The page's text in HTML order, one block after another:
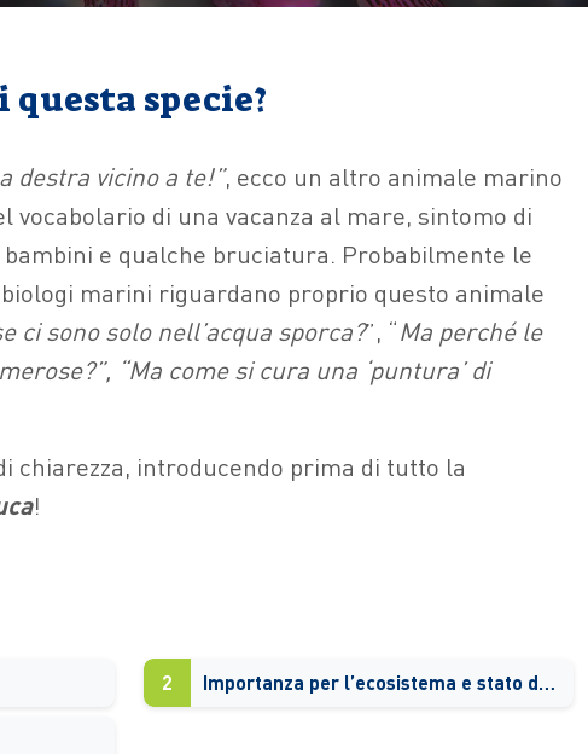
specie?
destra vicino a te!”, ecco un altro animale marino
vocabolario di una vacanza al mare, sintomo di
e qualche bruciatura. Probabilmente le
marini riguardano proprio questo animale
ci sono solo nell’acqua sporca?”, “Ma perché le
“Ma come si cura una ‘puntura’ di
chiarezza, introducendo prima di tutto la
!
2 Importanza per l’ecosistema e stato di conservazione